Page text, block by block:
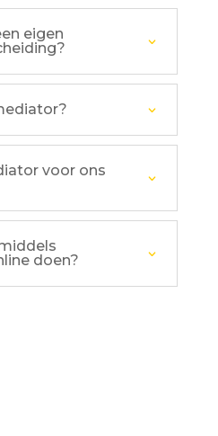
eigen
voor ons
doen?